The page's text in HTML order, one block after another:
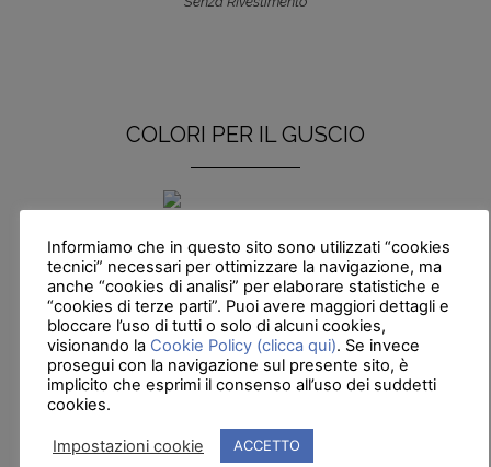
COLORI PER IL GUSCIO
Bianco Alba
Informiamo che in questo sito sono utilizzati “cookies
tecnici” necessari per ottimizzare la navigazione, ma
anche “cookies di analisi” per elaborare statistiche e
“cookies di terze parti”. Puoi avere maggiori dettagli e
bloccare l’uso di tutti o solo di alcuni cookies,
visionando la Cookie Policy (clicca qui). Se invece
prosegui con la navigazione sul presente sito, è
implicito che esprimi il consenso all’uso dei suddetti
cookies.
Impostazioni cookie ACCETTO